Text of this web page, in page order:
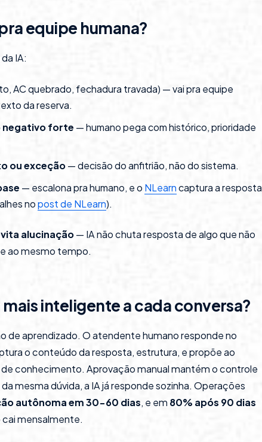
equipe humana?
IA:
AC quebrado, fechadura travada) — vai pra equipe
da reserva.
negativo forte — humano pega com histórico, prioridade
ou exceção— decisão do anfitrião, não do sistema.
— escalona pra humano, e o NLearncaptura a resposta
nopost de NLearn).
alucinação— IA não chuta resposta de algo que não
ao mesmo tempo.
inteligente a cada conversa?
de aprendizado. O atendente humano responde no
o conteúdo da resposta, estrutura, e propõe ao
conhecimento. Aprovação manual mantém o controle
mesma dúvida, a IA já responde sozinha. Operações
autônoma em 30-60 dias, e em 80% após 90 dias
mensalmente.